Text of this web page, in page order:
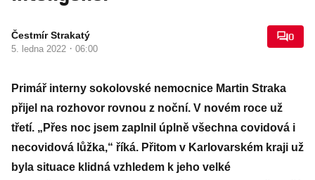
Čestmír Strakatý
5. ledna 2022 · 06:00
0
Primář interny sokolovské nemocnice Martin Straka
přijel na rozhovor rovnou z noční. V novém roce už
třetí. „Přes noc jsem zaplnil úplně všechna covidová i
necovidová lůžka,“ říká. Přitom v Karlovarském kraji už
byla situace klidná vzhledem k jeho velké